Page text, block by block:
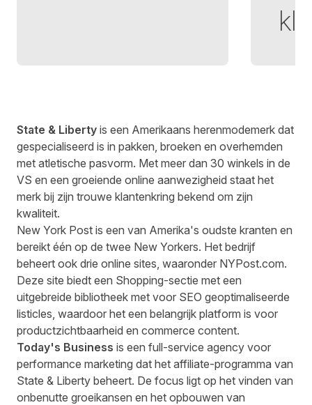
State & Liberty is een Amerikaans herenmodemerk dat
gespecialiseerd is in pakken, broeken en overhemden
met atletische pasvorm. Met meer dan 30 winkels in de
VS en een groeiende online aanwezigheid staat het
merk bij zijn trouwe klantenkring bekend om zijn
kwaliteit.
New York Post is een van Amerika's oudste kranten en
bereikt één op de twee New Yorkers. Het bedrijf
beheert ook drie online sites, waaronder NYPost.com.
Deze site biedt een Shopping-sectie met een
uitgebreide bibliotheek met voor SEO geoptimaliseerde
listicles, waardoor het een belangrijk platform is voor
productzichtbaarheid en commerce content.
Today's Business is een full-service agency voor
performance marketing dat het affiliate-programma van
State & Liberty beheert. De focus ligt op het vinden van
onbenutte groeikansen en het opbouwen van